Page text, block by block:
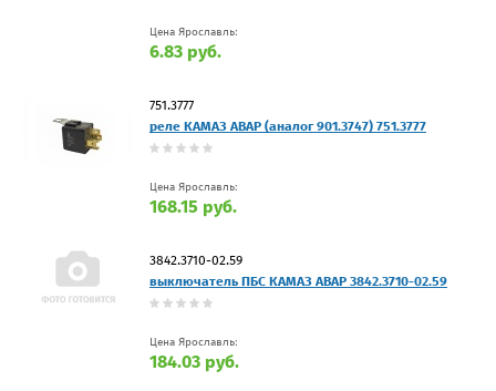
Цена Ярославль:
6.83 руб.
751.3777
реле КАМАЗ АВАР (аналог 901.3747) 751.3777
Цена Ярославль:
168.15 руб.
3842.3710-02.59
выключатель ПБС КАМАЗ АВАР 3842.3710-02.59
Цена Ярославль:
184.03 руб.